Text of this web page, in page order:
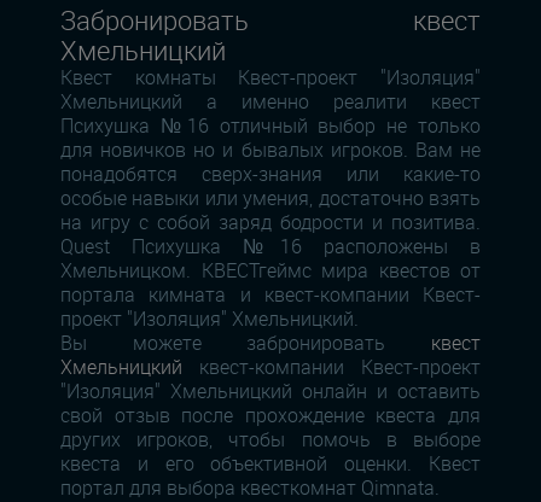
Забронировать квест
Хмельницкий
Квест комнаты Квест-проект "Изоляция"
Хмельницкий а именно реалити квест
Психушка №16 отличный выбор не только
для новичков но и бывалых игроков. Вам не
понадобятся сверх-знания или какие-то
особые навыки или умения, достаточно взять
на игру с собой заряд бодрости и позитива.
Quest Психушка №16 расположены в
Хмельницком. КВЕСТгеймс мира квестов от
портала кимната и квест-компании Квест-
проект "Изоляция" Хмельницкий.
Вы можете забронировать квест
Хмельницкий квест-компании Квест-проект
"Изоляция" Хмельницкий онлайн и оставить
свой отзыв после прохождение квеста для
других игроков, чтобы помочь в выборе
квеста и его объективной оценки. Квест
портал для выбора квесткомнат Qimnata.